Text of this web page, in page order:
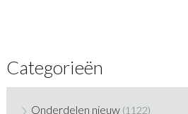
Categorieën
Onderdelen nieuw (1122)